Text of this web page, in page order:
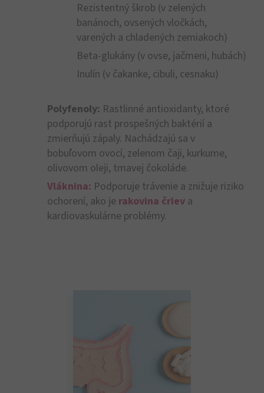
Rezistentný škrob (v zelených
banánoch, ovsených vločkách,
varených a chladených zemiakoch)
Beta-glukány (v ovse, jačmeni, hubách)
Inulín (v čakanke, cibuli, cesnaku)
Polyfenoly: Rastlinné antioxidanty, ktoré
podporujú rast prospešných baktérií a
zmierňujú zápaly. Nachádzajú sa v
bobuľovom ovocí, zelenom čaji, kurkume,
olivovom oleji, tmavej čokoláde.
Vláknina: Podporuje trávenie a znižuje riziko
ochorení, ako je rakovina čriev a
kardiovaskulárne problémy.